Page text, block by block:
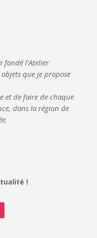
fondé l’Atelier
que je propose
et de faire de chaque
dans la région de
!